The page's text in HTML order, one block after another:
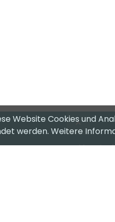
Website Cookies und
werden. Weitere